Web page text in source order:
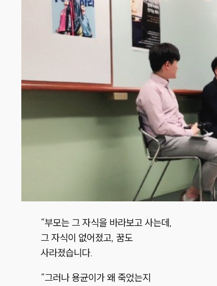
“부모는 그 자식을 바라보고 사는데,
그 자식이 없어졌고, 꿈도
사라졌습니다.
“그러나 용균이가 왜 죽었는지